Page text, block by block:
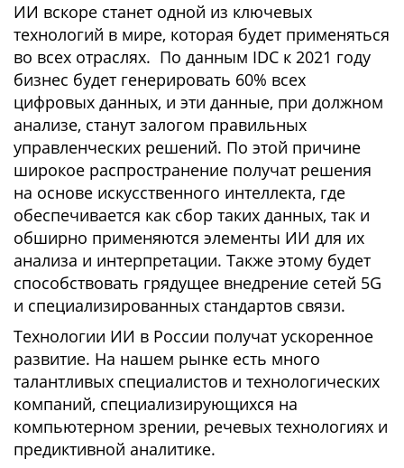
ИИ вскоре станет одной из ключевых
технологий в мире, которая будет применяться
во всех отраслях. По данным IDС к 2021 году
бизнес будет генерировать 60% всех
цифровых данных, и эти данные, при должном
анализе, станут залогом правильных
управленческих решений. По этой причине
широкое распространение получат решения
на основе искусственного интеллекта, где
обеспечивается как сбор таких данных, так и
обширно применяются элементы ИИ для их
анализа и интерпретации. Также этому будет
способствовать грядущее внедрение сетей 5G
и специализированных стандартов связи.
Технологии ИИ в России получат ускоренное
развитие. На нашем рынке есть много
талантливых специалистов и технологических
компаний, специализирующихся на
компьютерном зрении, речевых технологиях и
предиктивной аналитике.